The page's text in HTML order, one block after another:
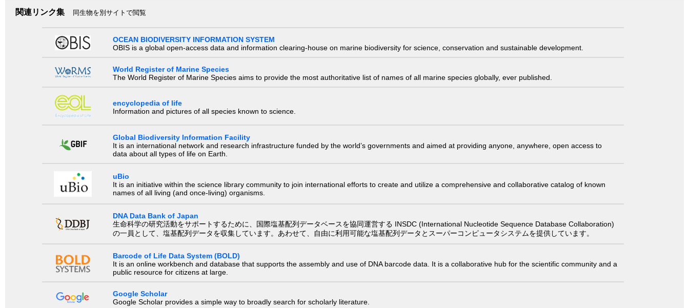
関連リンク集 同生物を別サイトで閲覧
OCEAN BIODIVERSITY INFORMATION SYSTEM
OBIS is a global open-access data and information clearing-house on marine biodiversity for science, conservation and sustainable development.
World Register of Marine Species
The World Register of Marine Species aims to provide the most authoritative list of names of all marine species globally, ever published.
encyclopedia of life
Information and pictures of all species known to science.
Global Biodiversity Information Facility
It is an international network and research infrastructure funded by the world’s governments and aimed at providing anyone, anywhere, open access to
data about all types of life on Earth.
uBio
It is an initiative within the science library community to join international efforts to create and utilize a comprehensive and collaborative catalog of known
names of all living (and once-living) organisms.
DNA Data Bank of Japan
生命科学の研究活動をサポートするために、国際塩基配列データベースを協同運営する INSDC (International Nucleotide Sequence Database Collaboration)
の一員として、塩基配列データを収集しています。あわせて、自由に利用可能な塩基配列データとスーパーコンピュータシステムを提供しています。
Barcode of Life Data System (BOLD)
It is an online workbench and database that supports the assembly and use of DNA barcode data. It is a collaborative hub for the scientific community and a
public resource for citizens at large.
Google Scholar
Google Scholar provides a simple way to broadly search for scholarly literature.